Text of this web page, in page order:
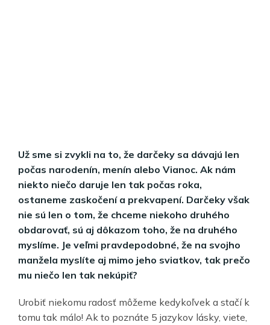
Už sme si zvykli na to, že darčeky sa dávajú len
počas narodenín, menín alebo Vianoc. Ak nám
niekto niečo daruje len tak počas roka,
ostaneme zaskočení a prekvapení. Darčeky však
nie sú len o tom, že chceme niekoho druhého
obdarovať, sú aj dôkazom toho, že na druhého
myslíme. Je veľmi pravdepodobné, že na svojho
manžela myslíte aj mimo jeho sviatkov, tak prečo
mu niečo len tak nekúpiť?
Urobiť niekomu radosť môžeme kedykoľvek a stačí k
tomu tak málo! Ak to poznáte 5 jazykov lásky, viete,